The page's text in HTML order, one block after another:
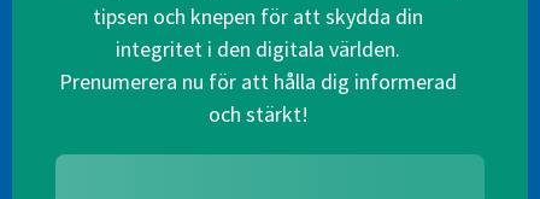
tipsen och knepen för att skydda din
integritet i den digitala världen.
Prenumerera nu för att hålla dig informerad
och stärkt!